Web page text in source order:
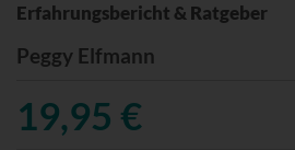
Erfahrungsbericht & Ratgeber
Peggy Elfmann
19,95 €